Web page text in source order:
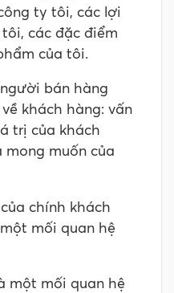
ty tôi, các lợi
các đặc điểm
của tôi.
bán hàng
khách hàng: vấn
trị của khách
mong muốn của
chính khách
mối quan hệ
một mối quan hệ